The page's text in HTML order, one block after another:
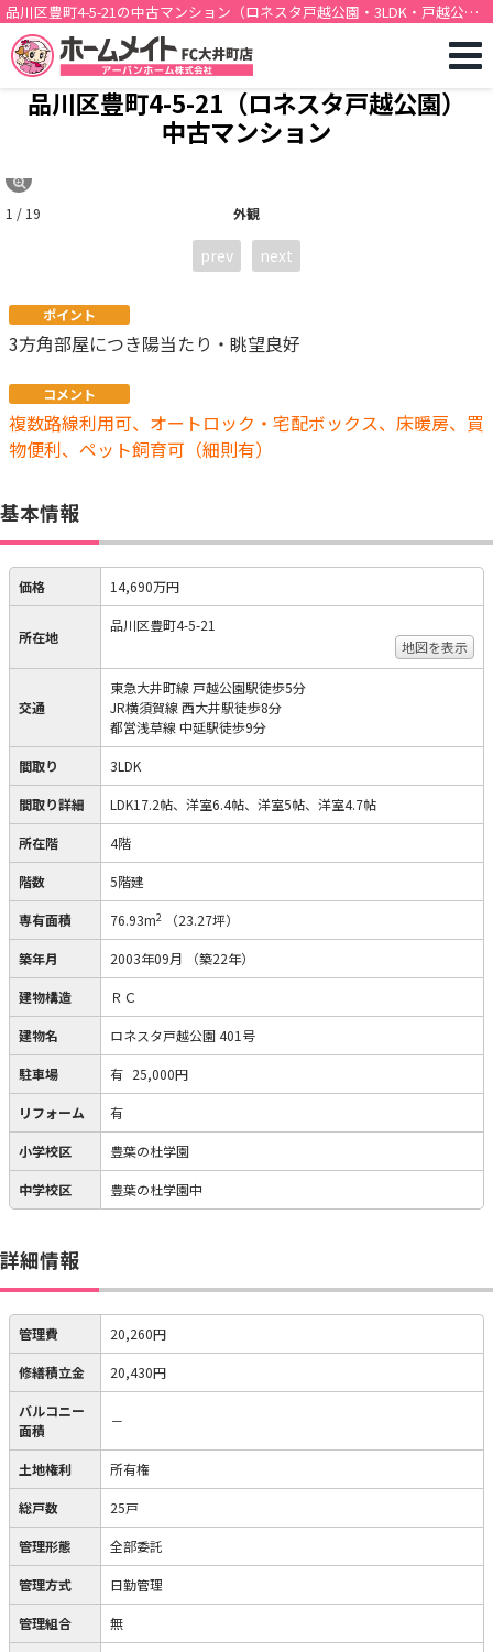
品川区豊町4-5-21の中古マンション（ロネスタ戸越公園・3LDK・戸越公園
駅徒歩5分）[12414]
品川区豊町4-5-21（ロネスタ戸越公園）
中古マンション
外観
1 / 19
prev next
ポイント
3方角部屋につき陽当たり・眺望良好
コメント
複数路線利用可、オートロック・宅配ボックス、床暖房、買
物便利、ペット飼育可（細則有）
基本情報
価格 14,690万円
所在地
品川区豊町4-5-21
地図を表示
交通
東急大井町線 戸越公園駅徒歩5分
JR横須賀線 西大井駅徒歩8分
都営浅草線 中延駅徒歩9分
間取り 3LDK
間取り詳細 LDK17.2帖、洋室6.4帖、洋室5帖、洋室4.7帖
所在階 4階
階数 5階建
専有面積 76.93m2 （23.27坪）
築年月 2003年09月 （築22年）
建物構造 ＲＣ
建物名 ロネスタ戸越公園 401号
駐車場 有 25,000円
リフォーム 有
小学校区 豊葉の杜学園
中学校区 豊葉の杜学園中
詳細情報
管理費 20,260円
修繕積立金 20,430円
バルコニー
面積
－
土地権利 所有権
総戸数 25戸
管理形態 全部委託
管理方式 日勤管理
管理組合 無